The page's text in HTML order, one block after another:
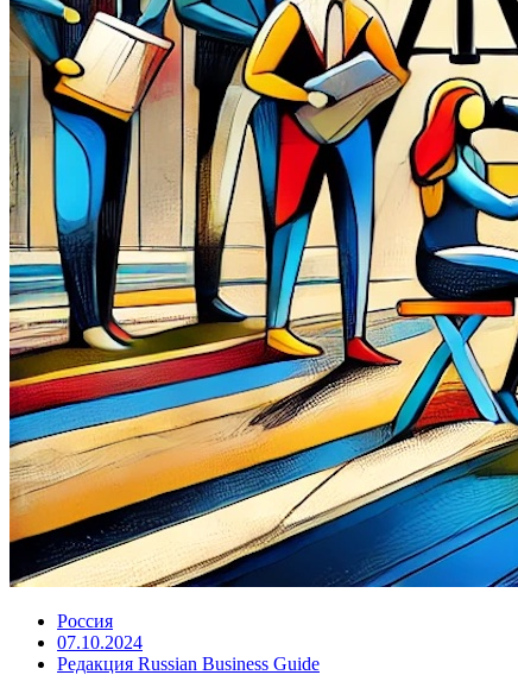
Россия
07.10.2024
Редакция Russian Business Guide